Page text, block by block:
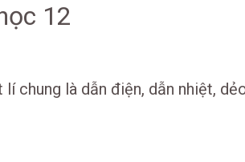
12
chung là dẫn điện, dẫn nhiệt,